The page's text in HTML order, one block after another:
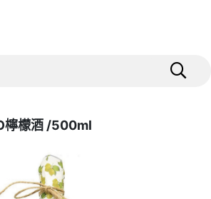
檸檬酒 /500ml